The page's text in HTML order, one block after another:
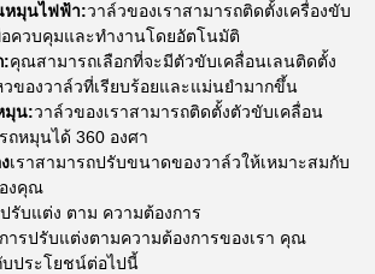
หมุนไฟฟ้า:วาล์วของเราสามารถติดตั้งเครื่องขับ
ควบคุมและทํางานโดยอัตโนมัติ
:คุณสามารถเลือกที่จะมีตัวขับเคลื่อนเลนติดตั้ง
ของวาล์วที่เรียบร้อยและแม่นยํามากขึ้น
มุน:วาล์วของเราสามารถติดตั้งตัวขับเคลื่อน
ถหมุนได้ 360 องศา
เราสามารถปรับขนาดของวาล์วให้เหมาะสมกับ
งคุณ
รับแต่ง ตาม ความต้องการ
ารปรับแต่งตามความต้องการของเรา คุณ
บประโยชน์ต่อไปนี้